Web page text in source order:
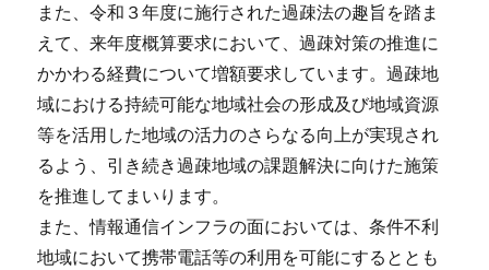
また、令和３年度に施行された過疎法の趣旨を踏ま
えて、来年度概算要求において、過疎対策の推進に
かかわる経費について増額要求しています。過疎地
域における持続可能な地域社会の形成及び地域資源
等を活用した地域の活力のさらなる向上が実現され
るよう、引き続き過疎地域の課題解決に向けた施策
を推進してまいります。
また、情報通信インフラの面においては、条件不利
地域において携帯電話等の利用を可能にするととも